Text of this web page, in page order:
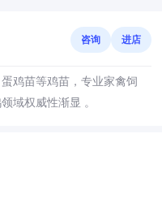
咨询 进店
鸡苗等鸡苗，专业家禽饲
域权威性渐显 。